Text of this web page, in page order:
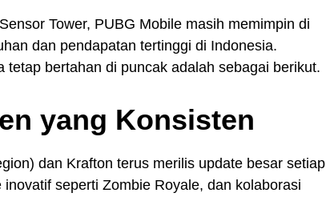
Tower, PUBG Mobile masih memimpin di
dan pendapatan tertinggi di Indonesia.
bertahan di puncak adalah sebagai berikut.
yang Konsisten
dan Krafton terus merilis update besar setiap
seperti Zombie Royale, dan kolaborasi